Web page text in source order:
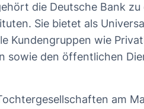
die Deutsche Bank zu
Sie bietet als
Kundengruppen wie
sowie den öffentlichen
am